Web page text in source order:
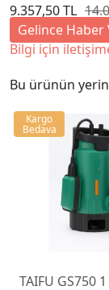
9.357,50 TL
Gelince Haber
Bilgi için
Bu ürünün
TAIFU GS750
Kargo
Bedava